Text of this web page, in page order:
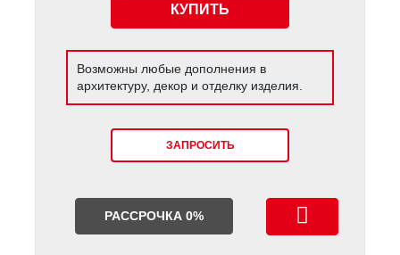
КУПИТЬ
Возможны любые дополнения в
архитектуру, декор и отделку изделия.
ЗАПРОСИТЬ
РАССРОЧКА 0%